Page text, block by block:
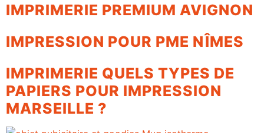
IMPRIMERIE PREMIUM AVIGNON
IMPRESSION POUR PME NÎMES
IMPRIMERIE QUELS TYPES DE
PAPIERS POUR IMPRESSION
MARSEILLE ?